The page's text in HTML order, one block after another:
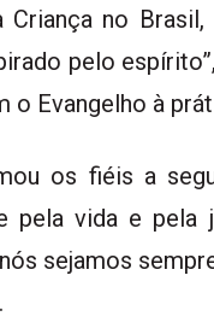
no
pelo
o Evangelho à
os fiéis a
pela vida e pela
sejamos